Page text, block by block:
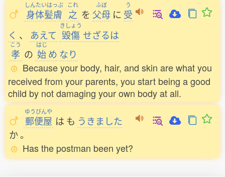
しんたいはっぷ
身体髪膚
これ
之 を
ふぼ
父母 に
う
受
く 、 あえて
きしょう
毀傷 せざるは
こう
孝 の
はじ
始め なり
Because your body, hair, and skin are what you
received from your parents, you start being a good
child by not damaging your own body at all.
ゆうびんや
郵便屋 は も うきました
か。
Has the postman been yet?